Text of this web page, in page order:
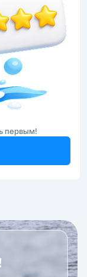
первым!